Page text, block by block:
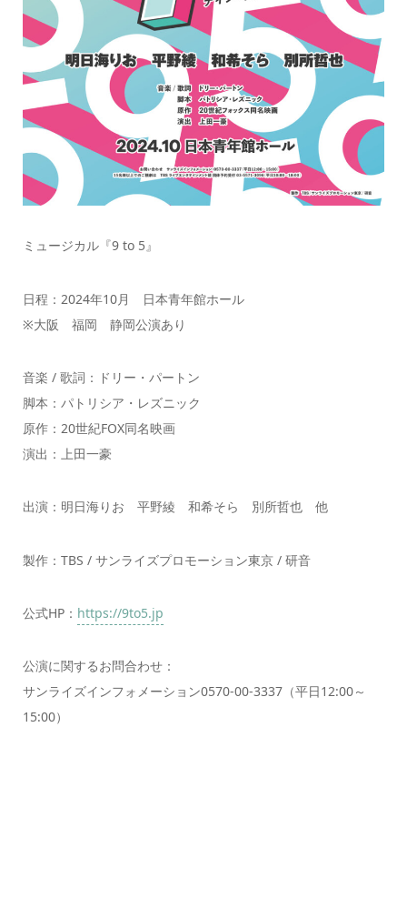
ミュージカル『9 to 5』
日程：2024年10月 日本青年館ホール
※大阪 福岡 静岡公演あり
音楽 / 歌詞：ドリー・パートン
脚本：パトリシア・レズニック
原作：20世紀FOX同名映画
演出：上田一豪
出演：明日海りお 平野綾 和希そら 別所哲也 他
製作：TBS / サンライズプロモーション東京 / 研音
公式HP： https://9to5.jp
公演に関するお問合わせ：
サンライズインフォメーション0570-00-3337（平日12:00～
15:00）